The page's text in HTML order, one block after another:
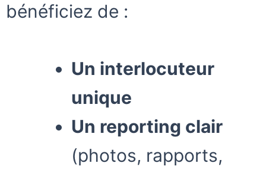
bénéficiez de :
Un interlocuteur
unique
Un reporting clair
(photos, rapports,